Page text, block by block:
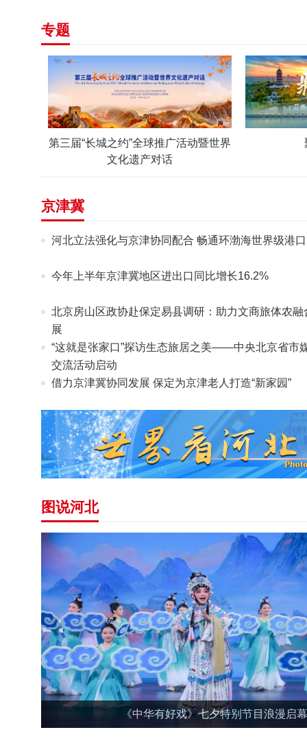
专题
第三届“长城之约”全球推广活动暨世界
文化遗产对话
京津冀
河北立法强化与京津协同配合 畅通环渤海世界级港
今年上半年京津冀地区进出口同比增长16.2%
北京房山区政协赴保定易县调研：助力文商旅体农融
展
“这就是张家口”探访生态旅居之美——中央北京省市
交流活动启动
借力京津冀协同发展 保定为京津老人打造“新家园”
图说河北
《中华有好戏》七夕特别节目浪漫启幕